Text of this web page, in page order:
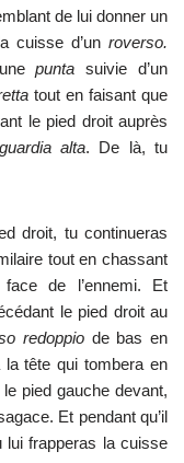
de lui donner un
cuisse d’un roverso.
punta suivie d’un
tout en faisant que
le pied droit auprès
guardia alta. De là, tu
droit, tu continueras
tout en chassant
de l’ennemi. Et
le pied droit au
redoppiode bas en
tête qui tombera en
pied gauche devant,
Et pendant qu’il
lui frapperas la cuisse